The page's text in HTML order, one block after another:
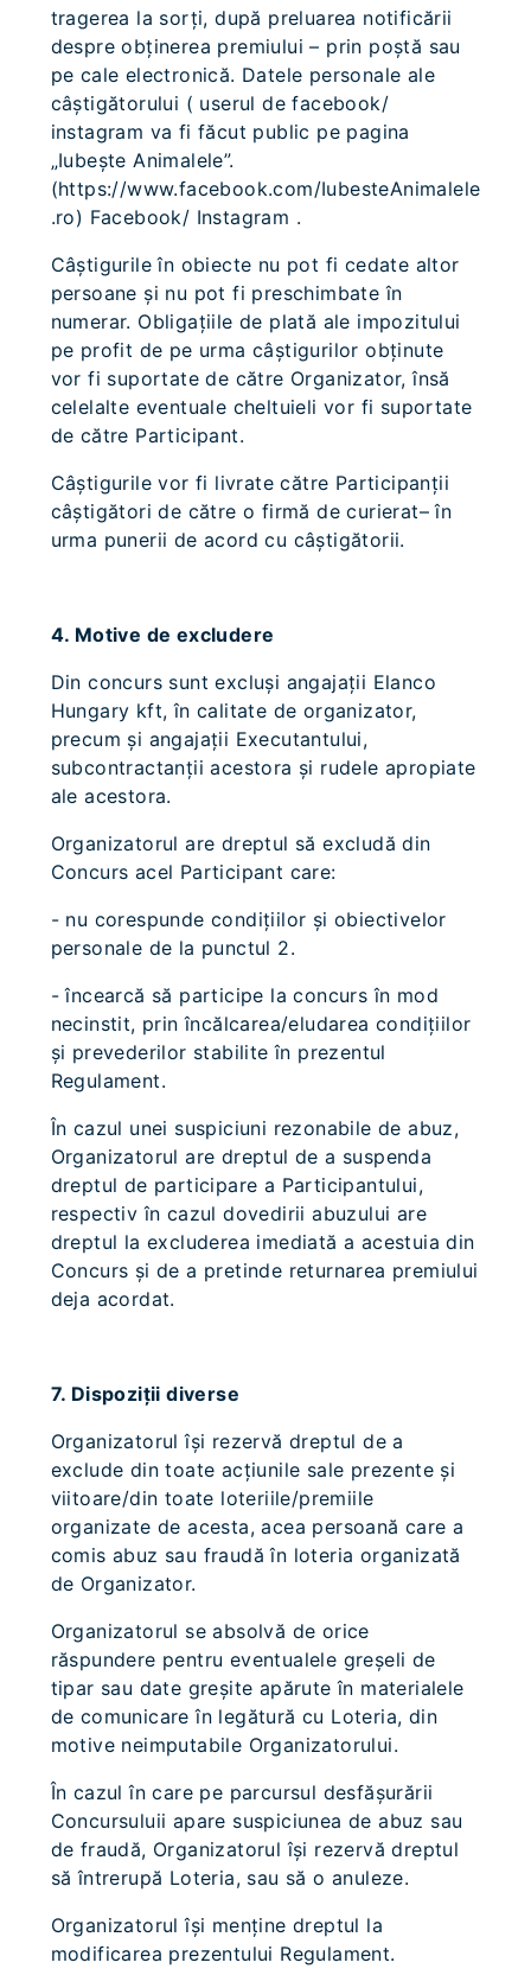
tragerea la sorţi, după preluarea notificării
despre obţinerea premiului – prin poştă sau
pe cale electronică. Datele personale ale
câştigătorului ( userul de facebook/
instagram va fi făcut public pe pagina
„Iubește Animalele”.
(https://www.facebook.com/IubesteAnimalele
.ro) Facebook/ Instagram .
Câştigurile în obiecte nu pot fi cedate altor
persoane şi nu pot fi preschimbate în
numerar. Obligaţiile de plată ale impozitului
pe profit de pe urma câştigurilor obţinute
vor fi suportate de către Organizator, însă
celelalte eventuale cheltuieli vor fi suportate
de către Participant.
Câştigurile vor fi livrate către Participanţii
câştigători de către o firmă de curierat– în
urma punerii de acord cu câştigătorii.
4. Motive de excludere
Din concurs sunt excluşi angajaţii Elanco
Hungary kft, în calitate de organizator,
precum şi angajaţii Executantului,
subcontractanţii acestora şi rudele apropiate
ale acestora.
Organizatorul are dreptul să excludă din
Concurs acel Participant care:
- nu corespunde condiţiilor şi obiectivelor
personale de la punctul 2.
- încearcă să participe la concurs în mod
necinstit, prin încălcarea/eludarea condiţiilor
şi prevederilor stabilite în prezentul
Regulament.
În cazul unei suspiciuni rezonabile de abuz,
Organizatorul are dreptul de a suspenda
dreptul de participare a Participantului,
respectiv în cazul dovedirii abuzului are
dreptul la excluderea imediată a acestuia din
Concurs şi de a pretinde returnarea premiului
deja acordat.
7. Dispoziţii diverse
Organizatorul îşi rezervă dreptul de a
exclude din toate acţiunile sale prezente şi
viitoare/din toate loteriile/premiile
organizate de acesta, acea persoană care a
comis abuz sau fraudă în loteria organizată
de Organizator.
Organizatorul se absolvă de orice
răspundere pentru eventualele greşeli de
tipar sau date greşite apărute în materialele
de comunicare în legătură cu Loteria, din
motive neimputabile Organizatorului.
În cazul în care pe parcursul desfăşurării
Concursuluii apare suspiciunea de abuz sau
de fraudă, Organizatorul îşi rezervă dreptul
să întrerupă Loteria, sau să o anuleze.
Organizatorul îşi menţine dreptul la
modificarea prezentului Regulament.